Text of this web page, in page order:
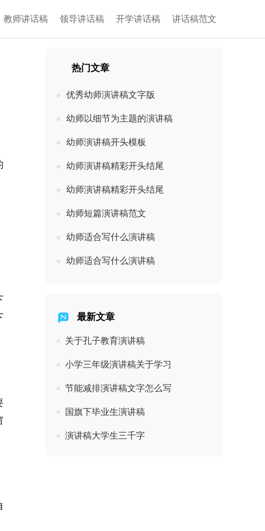
教师讲话稿 领导讲话稿 开学讲话稿 讲话稿范文
热门文章
优秀幼师演讲稿文字版
幼师以细节为主题的演讲稿
幼师演讲稿开头模板
幼师演讲稿精彩开头结尾
幼师演讲稿精彩开头结尾
幼师短篇演讲稿范文
幼师适合写什么演讲稿
幼师适合写什么演讲稿
最新文章
关于孔子教育演讲稿
小学三年级演讲稿关于学习
节能减排演讲稿文字怎么写
国旗下毕业生演讲稿
演讲稿大学生三千字